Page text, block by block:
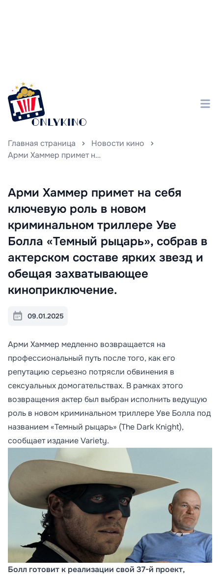
Главная страница
Новости кино
Арми Хаммер примет на себя ключевую роль в новом криминальном триллере Уве Болла «Темный рыцарь», собрав в актерском составе ярких звезд и обещая захватывающее киноприключение.
Арми Хаммер примет на себя
ключевую роль в новом
криминальном триллере Уве
Болла «Темный рыцарь», собрав в
актерском составе ярких звезд и
обещая захватывающее
киноприключение.
09.01.2025
Арми Хаммер медленно возвращается на
профессиональный путь после того, как его
репутацию серьезно потрясли обвинения в
сексуальных домогательствах. В рамках этого
возвращения актер был выбран исполнить ведущую
роль в новом криминальном триллере Уве Болла под
названием «Темный рыцарь» (The Dark Knight),
сообщает издание Variety.
Болл готовит к реализации свой 37-й проект,